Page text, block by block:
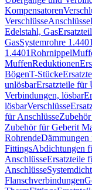
Kompensatoren
VerschlüsseAnschlüsse
Edelstahl, Gas
GasSystemrohre 1.4401
1.4401Rohrnippel
MuffenReduktionen
BögenT-Stücke
unlösbarErsatzteile für
Verbindungen, lösbar
lösbarVerschlüsse
für Anschlüsse
Zubehör für Geberit
RohrendeDämmungen
FittingsAbdichtungen
AnschlüsseErsatzteile
Anschlüsse
Flanschverbindungen